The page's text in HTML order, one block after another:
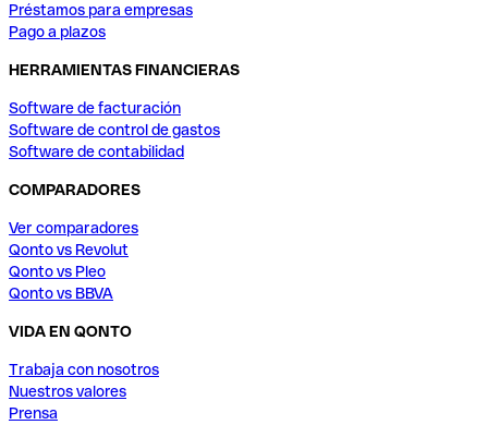
Préstamos para empresas
Pago a plazos
HERRAMIENTAS FINANCIERAS
Software de facturación
Software de control de gastos
Software de contabilidad
COMPARADORES
Ver comparadores
Qonto vs Revolut
Qonto vs Pleo
Qonto vs BBVA
VIDA EN QONTO
Trabaja con nosotros
Nuestros valores
Prensa